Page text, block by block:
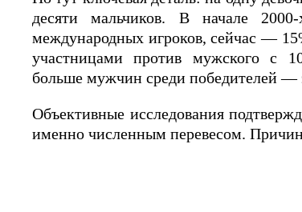
десяти мальчиков. В начале
международных игроков, сейчас —
участницами против мужского с
больше мужчин среди победителей —
Объективные исследования
именно численным перевесом.